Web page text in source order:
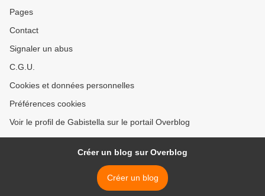
Pages
Contact
Signaler un abus
C.G.U.
Cookies et données personnelles
Préférences cookies
Voir le profil de Gabistella sur le portail Overblog
Créer un blog sur Overblog
Créer un blog